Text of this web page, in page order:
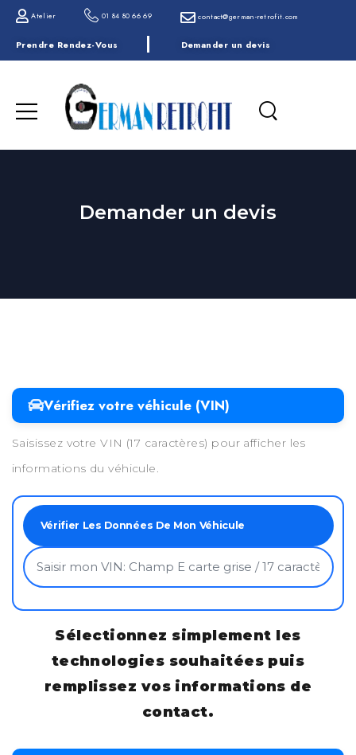
Atelier 01 84 80 66 69 contact@german-retrofit.com
Prendre Rendez-Vous Demander un devis
Demander un devis
Vérifiez votre véhicule (VIN)
Saisissez votre VIN (17 caractères) pour afficher les
informations du véhicule.
Vérifier Les Données De Mon Véhicule
Sélectionnez simplement les
technologies souhaitées puis
remplissez vos informations de
contact.